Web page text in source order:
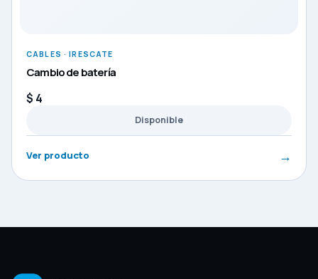
CABLES · IRESCATE
Cambio de batería
$ 4
Disponible
Ver producto →